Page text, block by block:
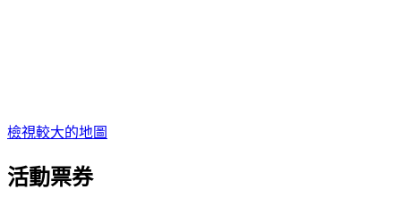
檢視較大的地圖
活動票券